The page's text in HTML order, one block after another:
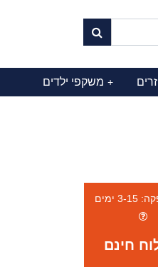
משקפי ילדים +
ימים
חינם